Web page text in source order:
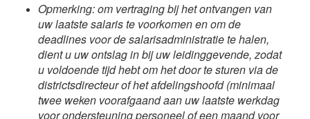
Opmerking: om vertraging bij het ontvangen van
uw laatste salaris te voorkomen en om de
deadlines voor de salarisadministratie te halen,
dient u uw ontslag in bij uw leidinggevende, zodat
u voldoende tijd hebt om het door te sturen via de
districtsdirecteur of het afdelingshoofd (minimaal
twee weken voorafgaand aan uw laatste werkdag
voor ondersteuning personeel of een maand voor